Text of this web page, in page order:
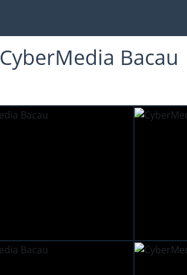
CyberMedia Bacau